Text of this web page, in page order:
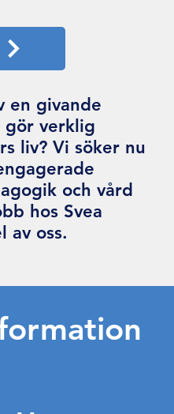
en givande
gör verklig
liv? Vi söker nu
och vård
hos Svea
av oss.